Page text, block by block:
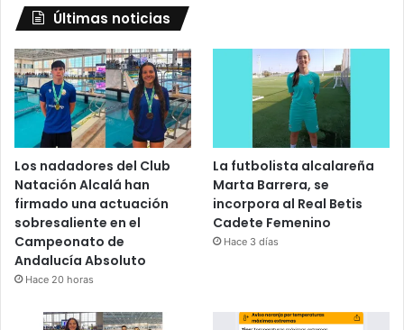
Últimas noticias
Los nadadores del Club
Natación Alcalá han
firmado una actuación
sobresaliente en el
Campeonato de
Andalucía Absoluto
Hace 20 horas
La futbolista alcalareña
Marta Barrera, se
incorpora al Real Betis
Cadete Femenino
Hace 3 días